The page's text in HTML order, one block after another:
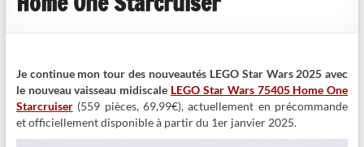
Je continue mon tour des nouveautés LEGO Star Wars 2025 avec
le nouveau vaisseau midiscale LEGO Star Wars 75405 Home One
Starcruiser(559 pièces, 69,99€), actuellement en précommande
et officiellement disponible à partir du 1er janvier 2025.